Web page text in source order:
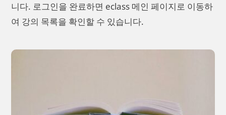
니다. 로그인을 완료하면 eclass 메인 페이지로 이동하
여 강의 목록을 확인할 수 있습니다.